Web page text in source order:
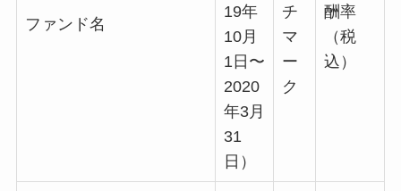
ファンド名
19年
10月
1日〜
2020
年3月
31
日）
チ
マ
ー
ク
酬率
（税
込）